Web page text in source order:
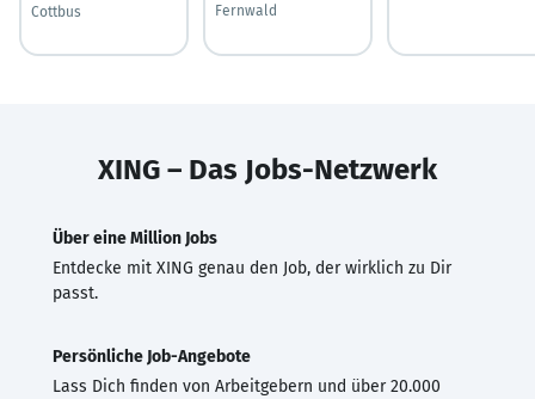
Cottbus
Fernwald
XING – Das Jobs-Netzwerk
Über eine Million Jobs
Entdecke mit XING genau den Job, der wirklich zu Dir
passt.
Persönliche Job-Angebote
Lass Dich finden von Arbeitgebern und über 20.000